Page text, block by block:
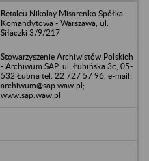
Retaleu Nikolay Misarenko Spółka
Komandytowa - Warszawa, ul.
Siłaczki 3/9/217
Stowarzyszenie Archiwistów Polskich
- Archiwum SAP, ul. Łubińska 3c, 05-
532 Łubna tel. 22 727 57 96, e-mail:
archiwum@sap.waw.pl;
www.sap.waw.pl